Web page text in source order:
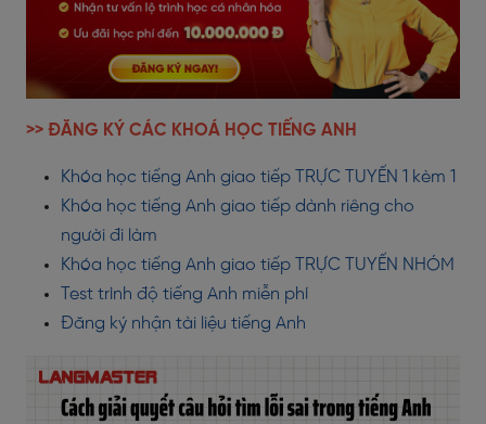
>> ĐĂNG KÝ CÁC KHOÁ HỌC TIẾNG ANH
Khóa học tiếng Anh giao tiếp TRỰC TUYẾN 1 kèm 1
Khóa học tiếng Anh giao tiếp dành riêng cho
người đi làm
Khóa học tiếng Anh giao tiếp TRỰC TUYẾN NHÓM
Test trình độ tiếng Anh miễn phí
Đăng ký nhận tài liệu tiếng Anh